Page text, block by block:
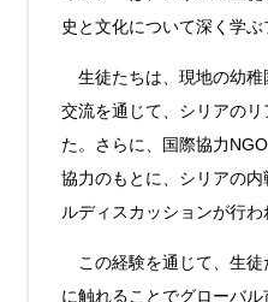
史と文化について深く学ぶ
生徒たちは、現地の幼稚
交流を通じて、シリアの
た。 さらに、国際協力
協力のもとに、シリアの
ルディスカッションが行わ
この経験を通じて、生徒
に触れることでグローバ